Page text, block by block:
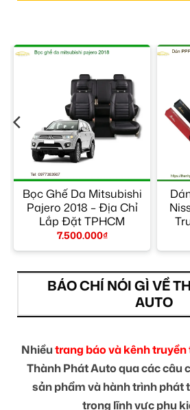
Bọc Ghế Da Mitsubishi
Pajero 2018 – Địa Chỉ
Lắp Đặt TPHCM
7.500.000₫
BÁO CHÍ NÓI GÌ VỀ
AUTO
Nhiềutrang báo và kênh truyền
Thành Phát Auto qua các câu
sản phẩm và hành trình phát
trong lĩnh vực phụ